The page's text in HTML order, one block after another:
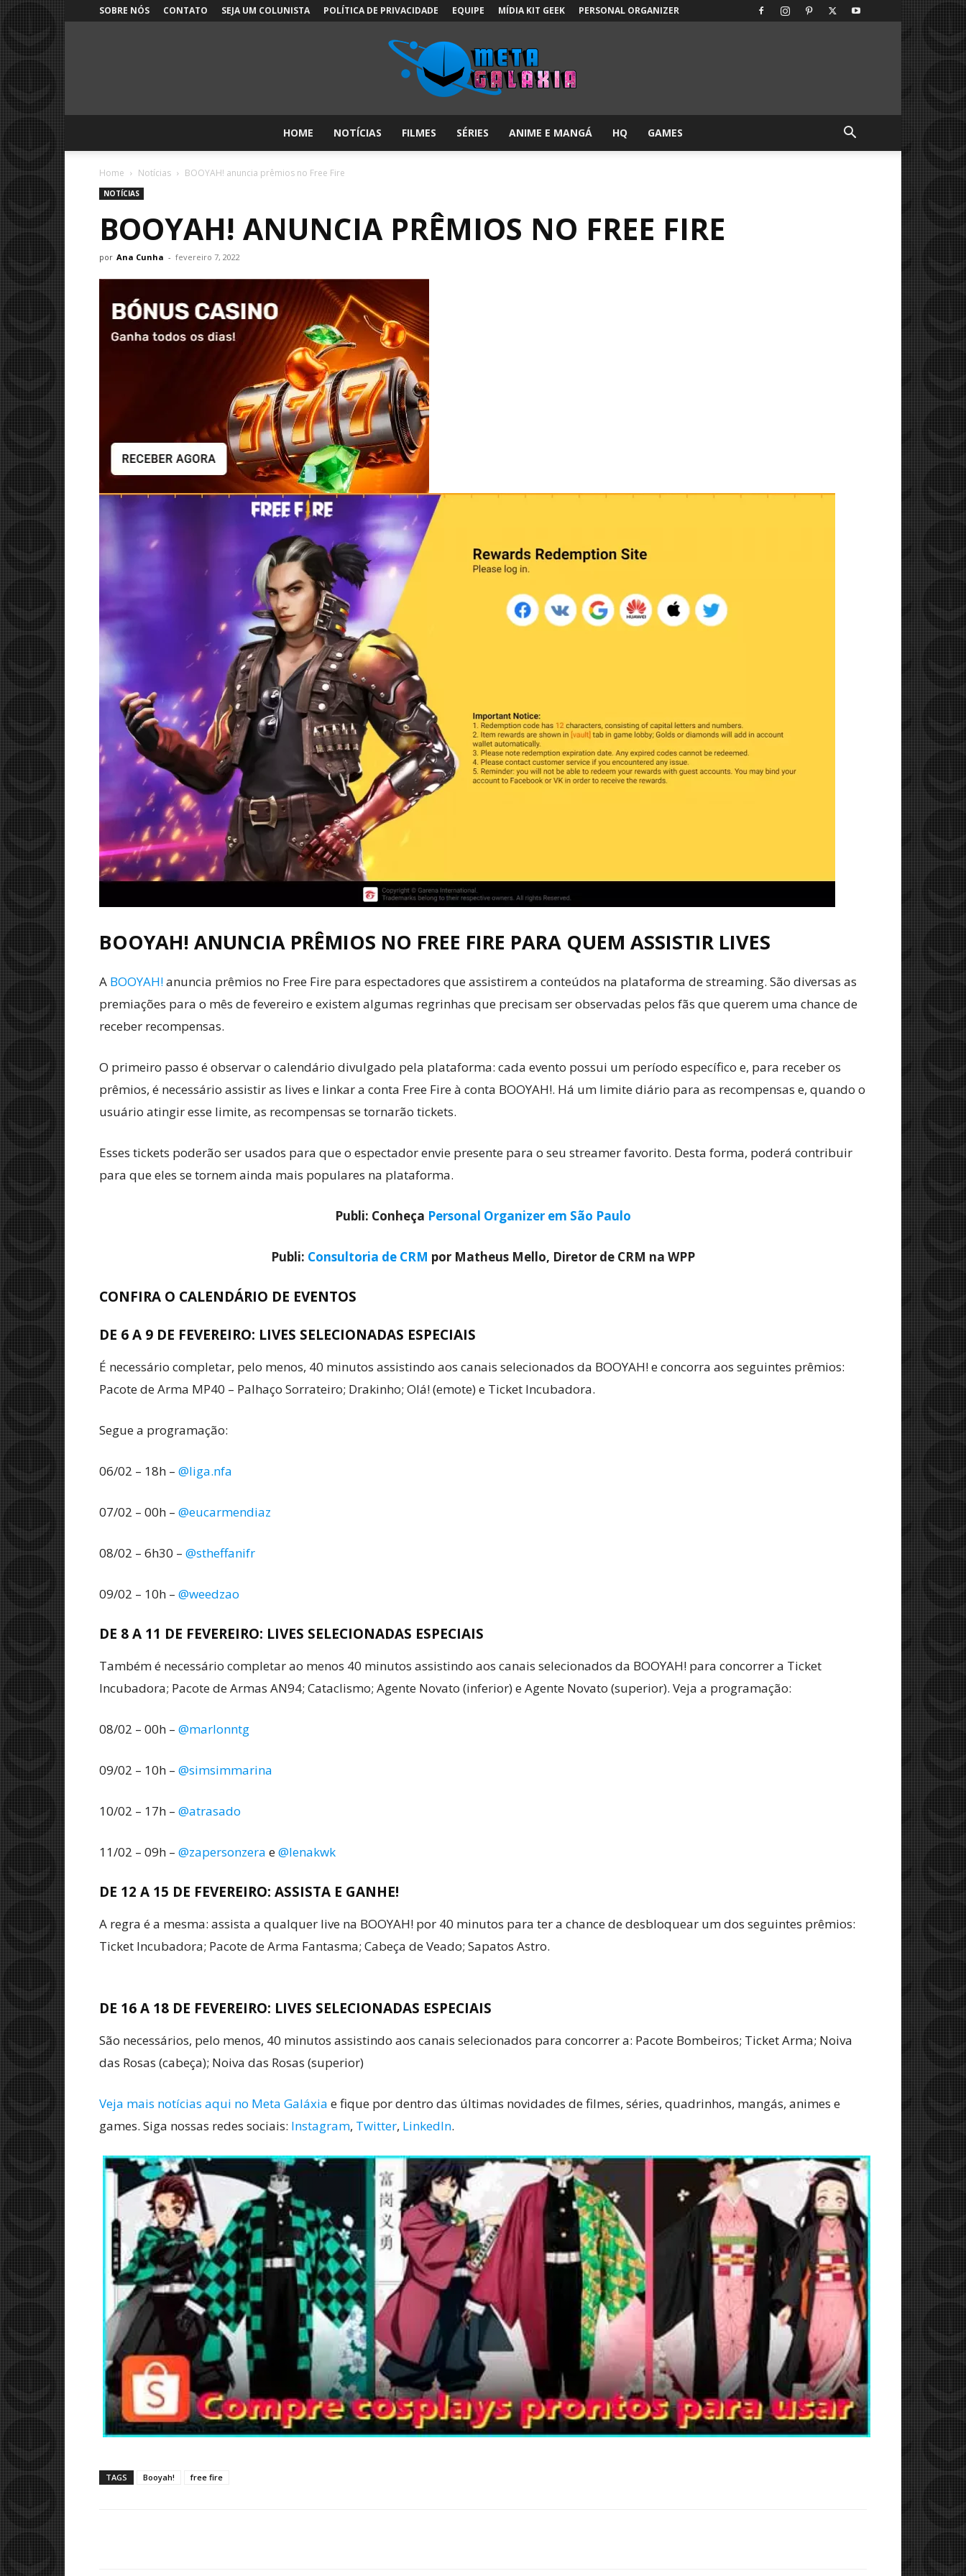
SOBRE NÓS CONTATO SEJA UM COLUNISTA POLÍTICA DE PRIVACIDADE EQUIPE MÍDIA KIT GEEK PERSONAL ORGANIZER
Galáxia:
sobre
HOME NOTÍCIAS FILMES SÉRIES ANIME E MANGÁ HQ GAMES
Home Notícias BOOYAH! anuncia prêmios no Free Fire
NOTÍCIAS
BOOYAH! ANUNCIA PRÊMIOS NO FREE FIRE
por Ana Cunha - fevereiro 7, 2022
BOOYAH! ANUNCIA PRÊMIOS NO FREE FIRE PARA QUEM ASSISTIR LIVES
A BOOYAH!anuncia prêmios no Free Fire para espectadores que assistirem a conteúdos na plataforma de streaming. São diversas as
premiações para o mês de fevereiro e existem algumas regrinhas que precisam ser observadas pelos fãs que querem uma chance de
receber recompensas.
O primeiro passo é observar o calendário divulgado pela plataforma: cada evento possui um período específico e, para receber os
prêmios, é necessário assistir as lives e linkar a conta Free Fire à conta BOOYAH!. Há um limite diário para as recompensas e, quando o
usuário atingir esse limite, as recompensas se tornarão tickets.
Esses tickets poderão ser usados para que o espectador envie presente para o seu streamer favorito. Desta forma, poderá contribuir
para que eles se tornem ainda mais populares na plataforma.
Publi: Conheça Personal Organizer em São Paulo
Publi: Consultoria de CRM por Matheus Mello, Diretor de CRM na WPP
CONFIRA O CALENDÁRIO DE EVENTOS
DE 6 A 9 DE FEVEREIRO: LIVES SELECIONADAS ESPECIAIS
É necessário completar, pelo menos, 40 minutos assistindo aos canais selecionados da BOOYAH! e concorra aos seguintes prêmios:
Pacote de Arma MP40 – Palhaço Sorrateiro; Drakinho; Olá! (emote) e Ticket Incubadora.
Segue a programação:
06/02 – 18h – @liga.nfa
07/02 – 00h – @eucarmendiaz
08/02 – 6h30 – @stheffanifr
09/02 – 10h – @weedzao
DE 8 A 11 DE FEVEREIRO: LIVES SELECIONADAS ESPECIAIS
Também é necessário completar ao menos 40 minutos assistindo aos canais selecionados da BOOYAH! para concorrer a Ticket
Incubadora; Pacote de Armas AN94; Cataclismo; Agente Novato (inferior) e Agente Novato (superior). Veja a programação:
08/02 – 00h – @marlonntg
09/02 – 10h – @simsimmarina
10/02 – 17h – @atrasado
11/02 – 09h – @zapersonzera e@lenakwk
DE 12 A 15 DE FEVEREIRO: ASSISTA E GANHE!
A regra é a mesma: assista a qualquer live na BOOYAH! por 40 minutos para ter a chance de desbloquear um dos seguintes prêmios:
Ticket Incubadora; Pacote de Arma Fantasma; Cabeça de Veado; Sapatos Astro.
DE 16 A 18 DE FEVEREIRO: LIVES SELECIONADAS ESPECIAIS
São necessários, pelo menos, 40 minutos assistindo aos canais selecionados para concorrer a: Pacote Bombeiros; Ticket Arma; Noiva
das Rosas (cabeça); Noiva das Rosas (superior)
Veja mais notícias aqui no Meta Galáxia e fique por dentro das últimas novidades de filmes, séries, quadrinhos, mangás, animes e
games. Siga nossas redes sociais: Instagram, Twitter, LinkedIn.
TAGS Booyah! free fire